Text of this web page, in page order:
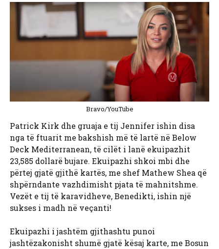
Bravo/YouTube
Patrick Kirk dhe gruaja e tij Jennifer ishin disa
nga të ftuarit me bakshish më të lartë në Below
Deck Mediterranean, të cilët i lanë ekuipazhit
23,585 dollarë bujare. Ekuipazhi shkoi mbi dhe
përtej gjatë gjithë kartës, me shef Mathew Shea që
shpërndante vazhdimisht pjata të mahnitshme.
Vezët e tij të karavidheve, Benedikti, ishin një
sukses i madh në veçanti!
Ekuipazhi i jashtëm gjithashtu punoi
jashtëzakonisht shumë gjatë kësaj karte, me Bosun